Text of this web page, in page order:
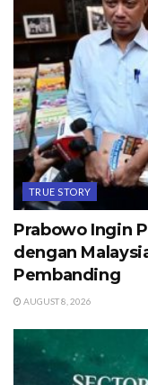
TRUE STORY
Prabowo Ingin
dengan
Pembanding
AUGUST 8, 2026